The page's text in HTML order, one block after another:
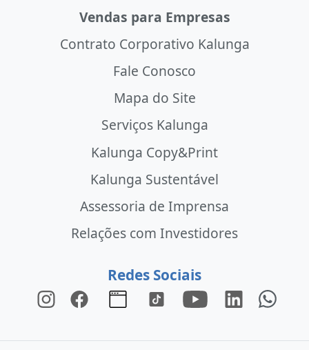
Vendas para Empresas
Contrato Corporativo Kalunga
Fale Conosco
Mapa do Site
Serviços Kalunga
Kalunga Copy&Print
Kalunga Sustentável
Assessoria de Imprensa
Relações com Investidores
Redes Sociais